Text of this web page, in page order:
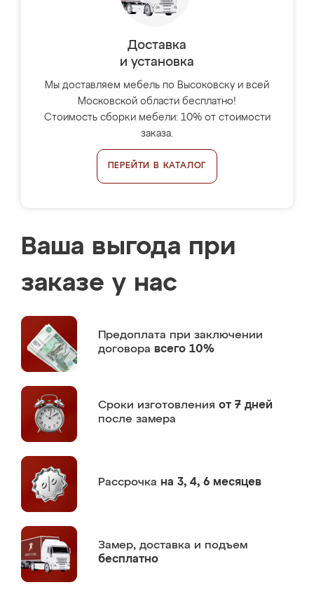
Доставка
и установка
Мы доставляем мебель по Высоковску и всей
Московской области бесплатно!
Стоимость сборки мебели: 10% от стоимости
заказа.
ПЕРЕЙТИ В КАТАЛОГ
Ваша выгода при
заказе у нас
Предоплата при заключении
договора всего 10%
Сроки изготовления от 7 дней
после замера
Рассрочка на 3, 4, 6 месяцев
Замер, доставка и подъем
бесплатно